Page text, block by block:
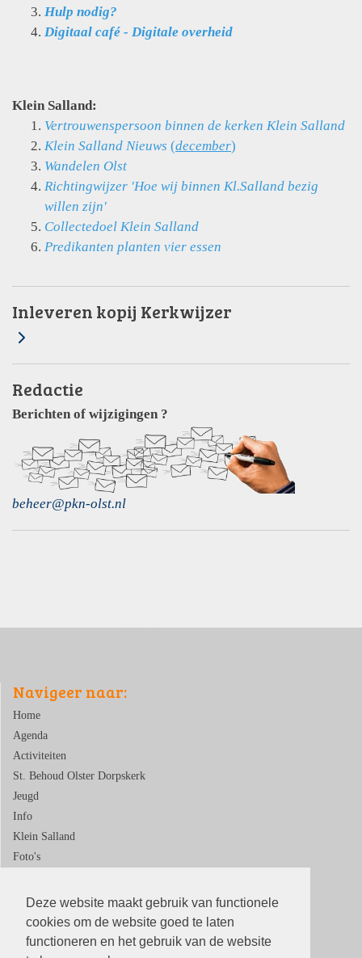
Deze website maakt gebruik van functionele
cookies om de website goed te laten
functioneren en het gebruik van de website
Hulp nodig?
Digitaal café - Digitale overheid
Klein Salland:
Vertrouwenspersoon binnen de kerken Klein Salland
Klein Salland Nieuws (december)
Wandelen Olst
Richtingwijzer 'Hoe wij binnen Kl.Salland bezig
willen zijn'
Collectedoel Klein Salland
Predikanten planten vier essen
Inleveren kopij Kerkwijzer
Redactie
Berichten of wijzigingen ?
beheer@pkn-olst.nl
Navigeer naar:
Home
Agenda
Activiteiten
St. Behoud Olster Dorpskerk
Jeugd
Info
Klein Salland
Foto's